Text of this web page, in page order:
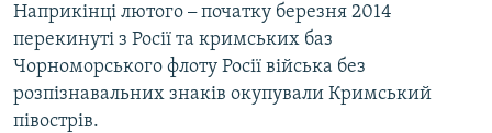
Наприкінці лютого –початку березня 2014
перекинуті з Росії та кримських баз
Чорноморського флоту Росії війська без
розпізнавальних знаків окупували Кримський
півострів.